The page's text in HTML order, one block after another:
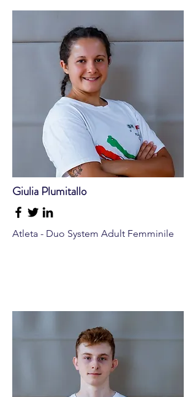
Giulia Plumitallo
Atleta - Duo System Adult Femminile